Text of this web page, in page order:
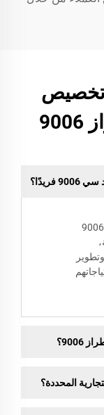
تخصيص
يتميَّز تخصيص مصابيح الـLED من ريد سي 9006
المحددة؟